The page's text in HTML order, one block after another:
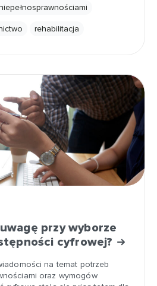
rehabilitacja
przy wyborze
cyfrowej?
na temat potrzeb
oraz wymogów